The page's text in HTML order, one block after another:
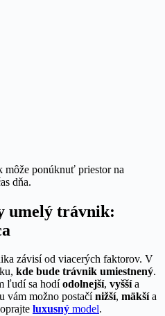
ponúknuť priestor na
dňa.
umelý trávnik:
závisí od viacerých faktorov. V
kde bude trávnik umiestnený.
ľudí sa hodíodolnejší, vyššía
vám možno postačínižší, mäkšía
luxusný model.